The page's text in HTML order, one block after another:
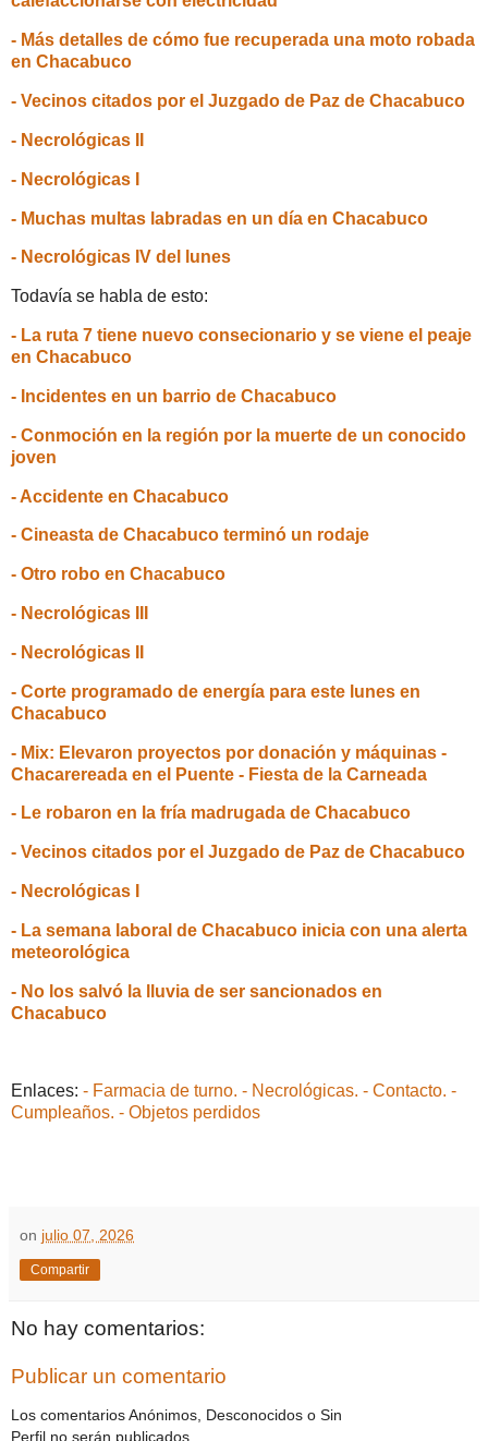
- Más detalles de cómo fue recuperada una moto robada
en Chacabuco
- Vecinos citados por el Juzgado de Paz de Chacabuco
- Necrológicas II
- Necrológicas I
- Muchas multas labradas en un día en Chacabuco
- Necrológicas IV del lunes
Todavía se habla de esto:
- La ruta 7 tiene nuevo consecionario y se viene el peaje
en Chacabuco
- Incidentes en un barrio de Chacabuco
- Conmoción en la región por la muerte de un conocido
joven
- Accidente en Chacabuco
- Cineasta de Chacabuco terminó un rodaje
- Otro robo en Chacabuco
- Necrológicas III
- Necrológicas II
- Corte programado de energía para este lunes en
Chacabuco
- Mix: Elevaron proyectos por donación y máquinas -
Chacarereada en el Puente - Fiesta de la Carneada
- Le robaron en la fría madrugada de Chacabuco
- Vecinos citados por el Juzgado de Paz de Chacabuco
- Necrológicas I
- La semana laboral de Chacabuco inicia con una alerta
meteorológica
- No los salvó la lluvia de ser sancionados en
Chacabuco
Enlaces: - Farmacia de turno. - Necrológicas. - Contacto. -
Cumpleaños. - Objetos perdidos
on julio 07, 2026
Compartir
No hay comentarios:
Publicar un comentario
Los comentarios Anónimos, Desconocidos o Sin
Perfil no serán publicados